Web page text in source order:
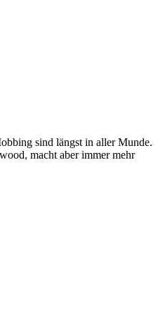
sind längst in aller Munde.
macht aber immer mehr